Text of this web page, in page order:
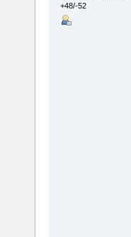
+48/-52